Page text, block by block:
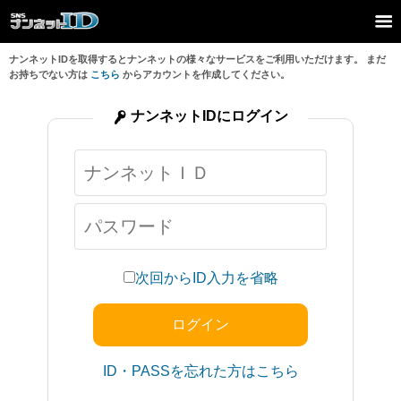
ナンネットIDを取得するとナンネットの様々なサービスをご利用いただけます。 まだ
お持ちでない方は こちら からアカウントを作成してください。
次回からID入力を省略
ID・PASSを忘れた方はこちら
ナンネットIDにログイン